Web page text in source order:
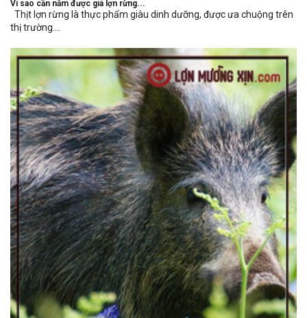
Vì sao cần nắm được giá lợn rừng...
Thịt lợn rừng là thực phẩm giàu dinh dưỡng, được ưa chuộng trên
thị trường....